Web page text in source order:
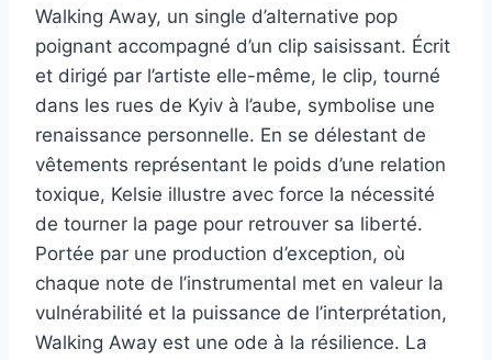
Walking Away, un single d’alternative pop
poignant accompagné d’un clip saisissant. Écrit
et dirigé par l’artiste elle-même, le clip, tourné
dans les rues de Kyiv à l’aube, symbolise une
renaissance personnelle. En se délestant de
vêtements représentant le poids d’une relation
toxique, Kelsie illustre avec force la nécessité
de tourner la page pour retrouver sa liberté.
Portée par une production d’exception, où
chaque note de l’instrumental met en valeur la
vulnérabilité et la puissance de l’interprétation,
Walking Away est une ode à la résilience. La